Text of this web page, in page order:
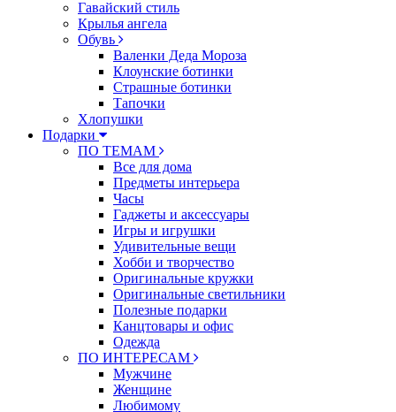
Гавайский стиль
Крылья ангела
Обувь
Валенки Деда Мороза
Клоунские ботинки
Страшные ботинки
Тапочки
Хлопушки
Подарки
ПО ТЕМАМ
Все для дома
Предметы интерьера
Часы
Гаджеты и аксессуары
Игры и игрушки
Удивительные вещи
Хобби и творчество
Оригинальные кружки
Оригинальные светильники
Полезные подарки
Канцтовары и офис
Одежда
ПО ИНТЕРЕСАМ
Мужчине
Женщине
Любимому